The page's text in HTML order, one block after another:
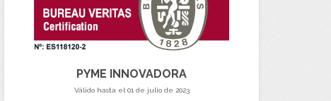
PYME INNOVADORA
Válido hasta el 01 de julio de 2023